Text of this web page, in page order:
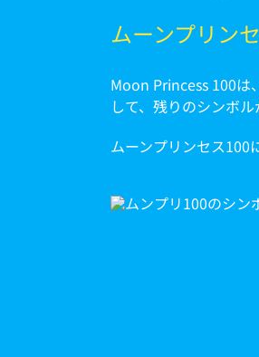
ムーンプリン
Moon Princess 100は
して、残りのシンボ
ムーンプリンセス100